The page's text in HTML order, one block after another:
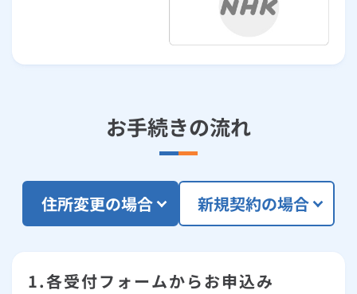
ルームエアコン
エコキュート
お手続きの流れ
住所変更の場合 新規契約の場合
1.各受付フォームからお申込み